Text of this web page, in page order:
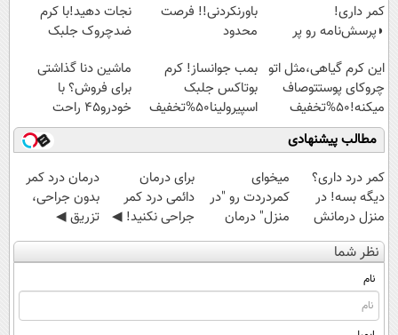
کمر داری!
◗پرسش‌نامه رو پر
باورنکردنی!! فرصت
محدود
نجات دهید!با کرم
ضدچروک جلبک
این کرم گیاهی،مثل اتو
چروکای پوستتوصاف
میکنه!50%تخفیف
بمب جوانساز! کرم
بوتاکس جلبک
اسپیرولینا50%تخفیف
ماشین دنا گذاشتی
برای فروش؟ با
خودرو45 راحت
بفروش
مطالب پیشنهادی
کمر درد داری؟
دیگه بسه! در
منزل درمانش
کن
(◀پرسش‌نامه)
میخوای
کمردردت رو "در
منزل" درمان
کنی؟ (◂فیلم +
◂پرسش‌نامه)
برای درمان
دائمی درد کمر
جراحی نکنید! ◀
پرسش‌نامه رو پر
کن ▶
درمان درد کمر
بدون جراحی،
تزریق ◀
پرسش‌نامه رو پر
کن ▶
نظر شما
نام